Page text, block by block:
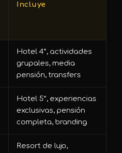
Incluye
Hotel 4*, actividades
grupales, media
pensión, transfers
Hotel 5*, experiencias
exclusivas, pensión
completa, branding
Resort de lujo,